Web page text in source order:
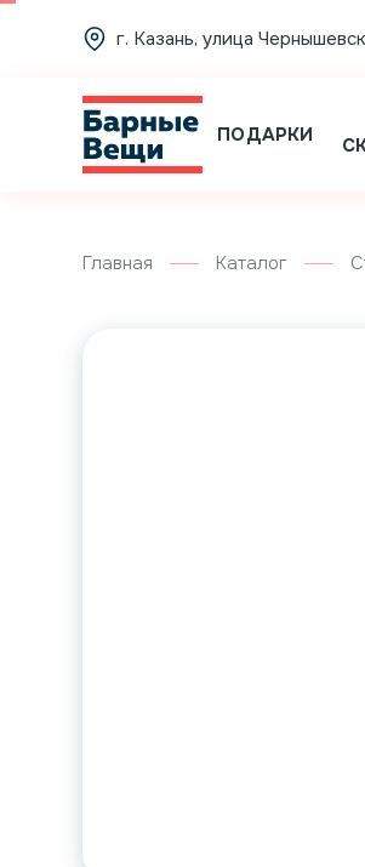
г. Казань, улица
ПОДАРКИ
Главная Каталог